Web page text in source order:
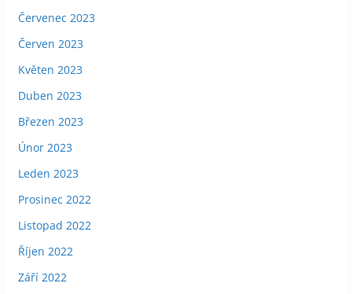
Červenec 2023
Červen 2023
Květen 2023
Duben 2023
Březen 2023
Únor 2023
Leden 2023
Prosinec 2022
Listopad 2022
Říjen 2022
Září 2022